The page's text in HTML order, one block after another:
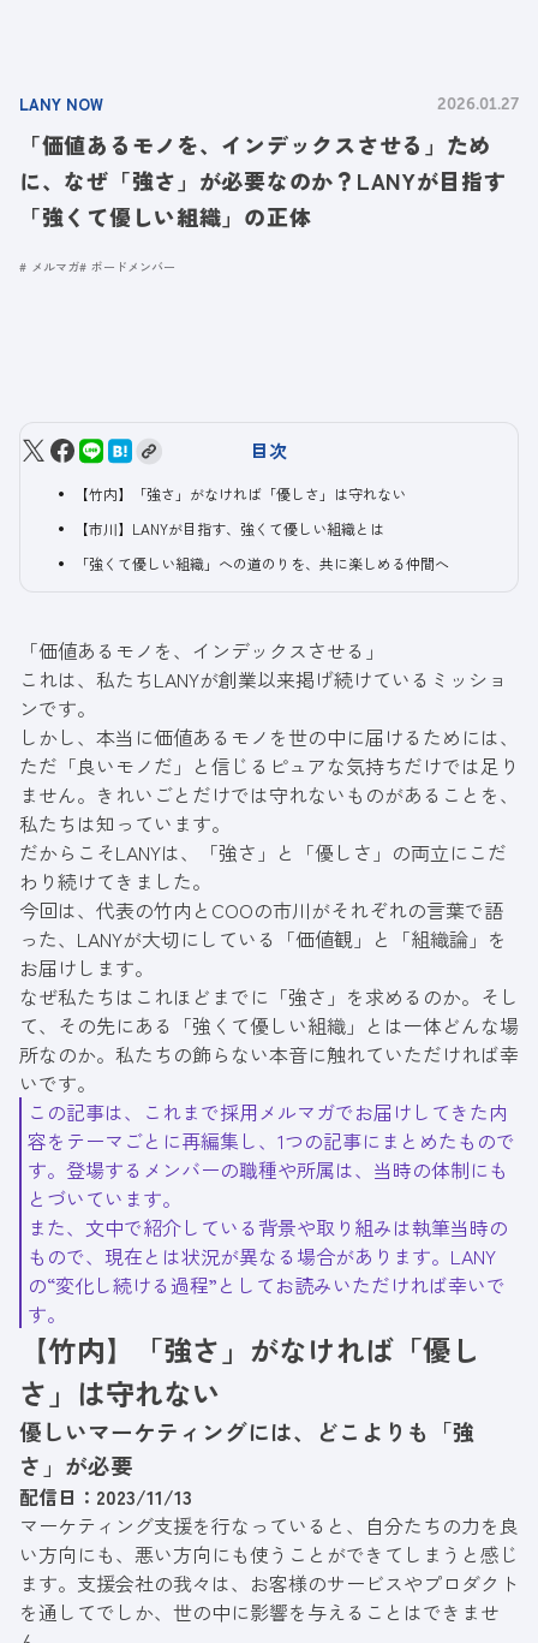
LANY NOW 2026.01.27
「価値あるモノを、インデックスさせる」ため
に、なぜ「強さ」が必要なのか？LANYが目指す
「強くて優しい組織」の正体
メルマガ ボードメンバー
目次
【竹内】「強さ」がなければ「優しさ」は守れない
【市川】LANYが目指す、強くて優しい組織とは
「強くて優しい組織」への道のりを、共に楽しめる仲間へ
「価値あるモノを、インデックスさせる」
これは、私たちLANYが創業以来掲げ続けているミッショ
ンです。
しかし、本当に価値あるモノを世の中に届けるためには、
ただ「良いモノだ」と信じるピュアな気持ちだけでは足り
ません。きれいごとだけでは守れないものがあることを、
私たちは知っています。
だからこそLANYは、「強さ」と「優しさ」の両立にこだ
わり続けてきました。
今回は、代表の竹内とCOOの市川がそれぞれの言葉で語
った、LANYが大切にしている「価値観」と「組織論」を
お届けします。
なぜ私たちはこれほどまでに「強さ」を求めるのか。そし
て、その先にある「強くて優しい組織」とは一体どんな場
所なのか。私たちの飾らない本音に触れていただければ幸
いです。
この記事は、これまで採用メルマガでお届けしてきた内
容をテーマごとに再編集し、1つの記事にまとめたもので
す。登場するメンバーの職種や所属は、当時の体制にも
とづいています。
また、文中で紹介している背景や取り組みは執筆当時の
もので、現在とは状況が異なる場合があります。LANY
の“変化し続ける過程”としてお読みいただければ幸いで
す。
【竹内】「強さ」がなければ「優し
さ」は守れない
優しいマーケティングには、どこよりも「強
さ」が必要
配信日：2023/11/13
マーケティング支援を行なっていると、自分たちの力を良
い方向にも、悪い方向にも使うことができてしまうと感じ
ます。支援会社の我々は、お客様のサービスやプロダクト
を通してでしか、世の中に影響を与えることはできませ